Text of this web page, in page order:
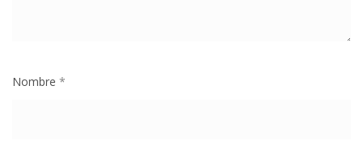
Nombre *